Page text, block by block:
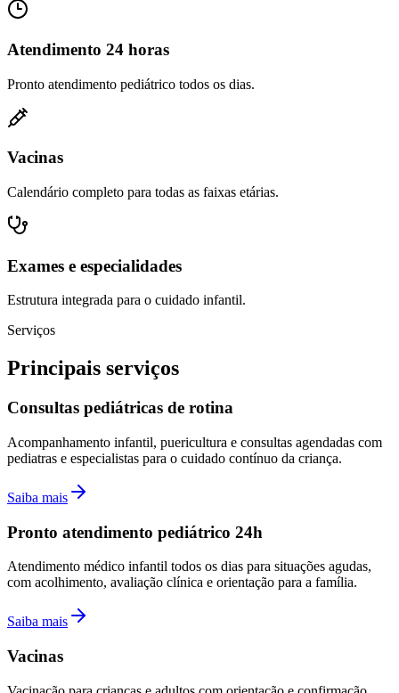
Atendimento 24 horas
Pronto atendimento pediátrico todos os dias.
Vacinas
Calendário completo para todas as faixas etárias.
Exames e especialidades
Estrutura integrada para o cuidado infantil.
Serviços
Principais serviços
Consultas pediátricas de rotina
Acompanhamento infantil, puericultura e consultas agendadas com
pediatras e especialistas para o cuidado contínuo da criança.
Saiba mais
Pronto atendimento pediátrico 24h
Atendimento médico infantil todos os dias para situações agudas,
com acolhimento, avaliação clínica e orientação para a família.
Saiba mais
Vacinas